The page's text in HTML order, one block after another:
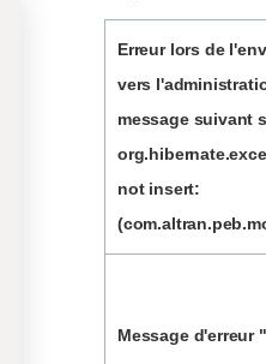
Erreur lors de
vers
message suivant
not insert:
Message d'erreur